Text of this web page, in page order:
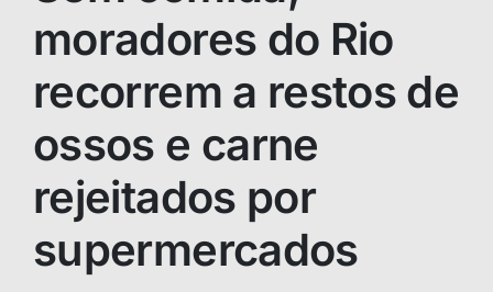
moradores do Rio
recorrem a restos de
ossos e carne
rejeitados por
supermercados